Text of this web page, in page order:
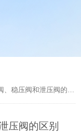
稳压阀和泄压阀的区别
压阀的区别